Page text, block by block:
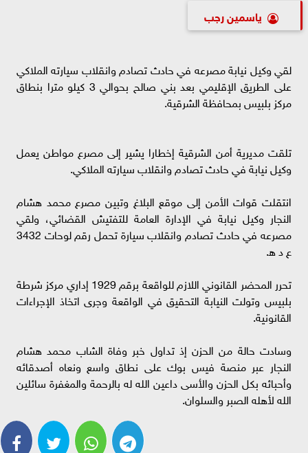
ياسمين رجب
لقي وكيل نيابة مصرعه في حادث تصادم وانقلاب سيارته الملاكي
على الطريق الإقليمي بعد بني صالح بحوالي 3 كيلو مترا بنطاق
مركز بلبيس بمحافظة الشرقية.
تلقت مديرية أمن الشرقية إخطارا يشير إلى مصرع مواطن يعمل
وكيل نيابة في حادث تصادم وانقلاب سيارته الملاكي.
انتقلت قوات الأمن إلى موقع البلاغ وتبين مصرع محمد هشام
النجار وكيل نيابة في الإدارة العامة للتفتيش القضائي، ولقي
مصرعه في حادث تصادم وانقلاب سيارة تحمل رقم لوحات 3432
ع د ه‍.
تحرر المحضر القانوني اللازم للواقعة برقم 1929 إداري مركز شرطة
بلبيس وتولت النيابة التحقيق في الواقعة وجرى اتخاذ الإجراءات
القانونية.
وسادت حالة من الحزن إذ تداول خبر وفاة الشاب محمد هشام
النجار عبر منصة فيس بوك على نطاق واسع ونعاه أصدقائه
وأحبائه بكل الحزن والأسى داعين الله له بالرحمة والمغفرة سائلين
الله لأهله الصبر والسلوان.